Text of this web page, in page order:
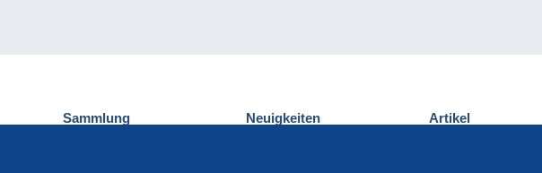
Sammlung Neuigkeiten Artikel